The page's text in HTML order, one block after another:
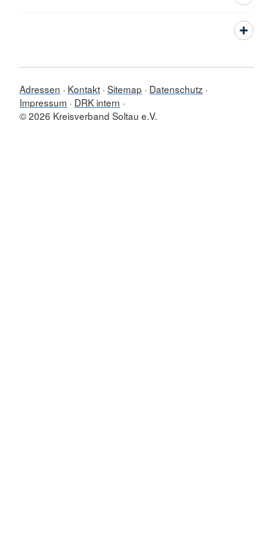
Adressen Kontakt Sitemap
Datenschutz
Impressum
DRK intern
© 2026 Kreisverband Soltau e.V.